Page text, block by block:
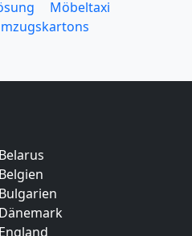
Möbeltaxi